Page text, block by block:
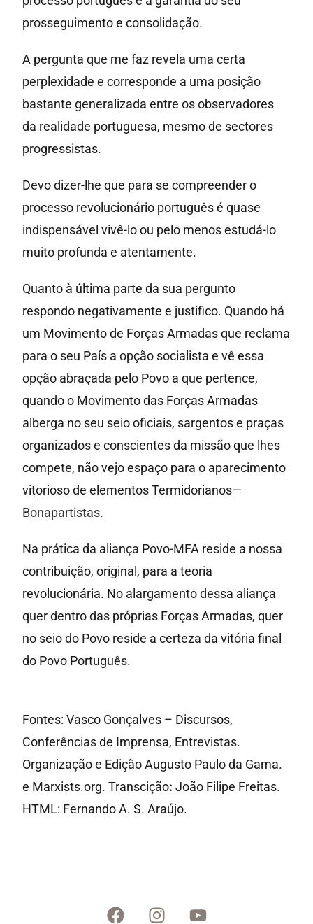
prosseguimento e consolidação.
A pergunta que me faz revela uma certa
perplexidade e corresponde a uma posição
bastante generalizada entre os observadores
da realidade portuguesa, mesmo de sectores
progressistas.
Devo dizer-lhe que para se compreender o
processo revolucionário português é quase
indispensável vivê-lo ou pelo menos estudá-lo
muito profunda e atentamente.
Quanto à última parte da sua pergunto
respondo negativamente e justifico. Quando há
um Movimento de Forças Armadas que reclama
para o seu País a opção socialista e vê essa
opção abraçada pelo Povo a que pertence,
quando o Movimento das Forças Armadas
alberga no seu seio oficiais, sargentos e praças
organizados e conscientes da missão que lhes
compete, não vejo espaço para o aparecimento
vitorioso de elementos Termidorianos—
Bonapartistas.
Na prática da aliança Povo-MFA reside a nossa
contribuição, original, para a teoria
revolucionária. No alargamento dessa aliança
quer dentro das próprias Forças Armadas, quer
no seio do Povo reside a certeza da vitória final
do Povo Português.
Fontes: Vasco Gonçalves – Discursos,
Conferências de Imprensa, Entrevistas.
Organização e Edição Augusto Paulo da Gama.
e Marxists.org. Transcição:João Filipe Freitas.
HTML: Fernando A. S. Araújo.